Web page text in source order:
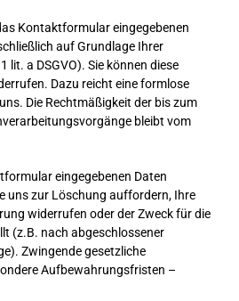
Kontaktformular eingegebenen
auf Grundlage Ihrer
lit. a DSGVO). Sie können diese
Dazu reicht eine formlose
Die Rechtmäßigkeit der bis zum
bleibt vom
eingegebenen Daten
uns zur Löschung auffordern, Ihre
widerrufen oder der Zweck für die
(z.B. nach abgeschlossener
Zwingende gesetzliche
Aufbewahrungsfristen –